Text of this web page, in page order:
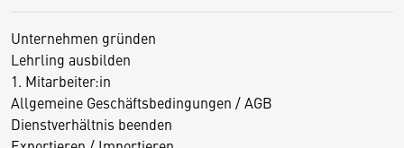
Unternehmen gründen
Lehrling ausbilden
1. Mitarbeiter:in
Allgemeine Geschäftsbedingungen / AGB
Dienstverhältnis beenden